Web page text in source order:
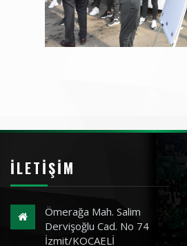
İLETIŞIM
Ömerağa Mah. Salim
Dervişoğlu Cad. No 74
İzmit/KOCAELİ